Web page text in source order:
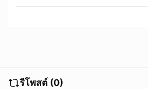
รีโพสต์ (0)